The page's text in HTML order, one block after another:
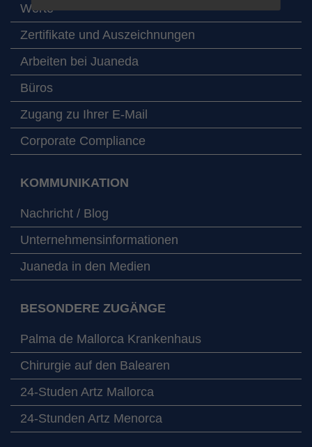
Werte
Zertifikate und Auszeichnungen
Arbeiten bei Juaneda
Büros
Zugang zu Ihrer E-Mail
Corporate Compliance
KOMMUNIKATION
Nachricht / Blog
Unternehmensinformationen
Juaneda in den Medien
BESONDERE ZUGÄNGE
Palma de Mallorca Krankenhaus
Chirurgie auf den Balearen
24-Studen Artz Mallorca
24-Stunden Artz Menorca